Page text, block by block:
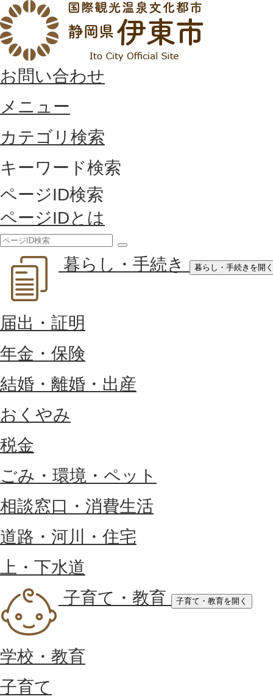
お問い合わせ
メニュー
カテゴリ検索
キーワード検索
ページID検索
ページIDとは
索
暮らし・手続き 暮らし・手続きを開く
届出・証明
年金・保険
結婚・離婚・出産
おくやみ
税金
ごみ・環境・ペット
相談窓口・消費生活
道路・河川・住宅
上・下水道
子育て・教育
子育て・教育を開く
学校・教育
子育て